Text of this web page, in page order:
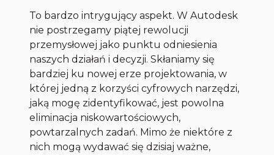
To bardzo intrygujący aspekt. W Autodesk
nie postrzegamy piątej rewolucji
przemysłowej jako punktu odniesienia
naszych działań i decyzji. Skłaniamy się
bardziej ku nowej erze projektowania, w
której jedną z korzyści cyfrowych narzędzi,
jaką mogę zidentyfikować, jest powolna
eliminacja niskowartościowych,
powtarzalnych zadań. Mimo że niektóre z
nich mogą wydawać się dzisiaj ważne,